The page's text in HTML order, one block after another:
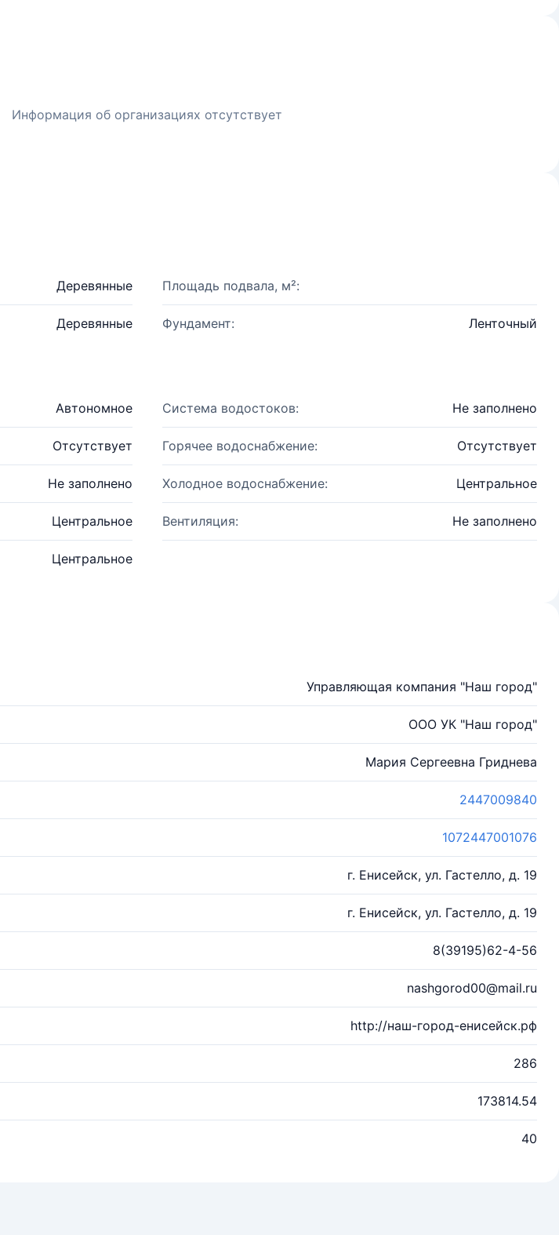
Информация об организациях отсутствует
Деревянные Площадь подвала, м²:
Деревянные Фундамент: Ленточный
Автономное Система водостоков: Не заполнено
Отсутствует Горячее водоснабжение: Отсутствует
Не заполнено Холодное водоснабжение: Центральное
Центральное Вентиляция: Не заполнено
Центральное
Управляющая компания "Наш город"
ООО УК "Наш город"
Мария Сергеевна Гриднева
2447009840
1072447001076
г. Енисейск, ул. Гастелло, д. 19
г. Енисейск, ул. Гастелло, д. 19
8(39195)62-4-56
nashgorod00@mail.ru
http://наш-город-енисейск.рф
286
173814.54
40